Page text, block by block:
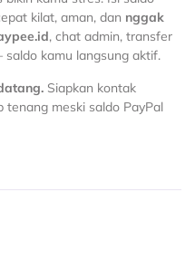
kilat, aman, dan nggak
, chat admin, transfer
kamu langsung aktif.
Siapkan kontak
tenang meski saldo PayPal